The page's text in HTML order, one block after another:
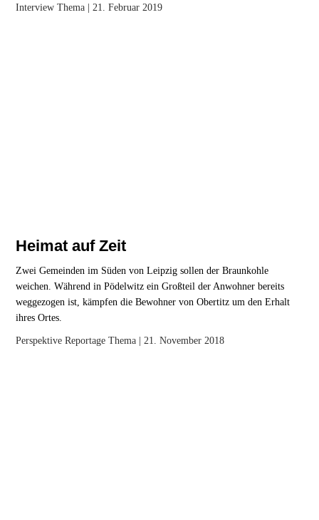
Interview Thema | 21. Februar 2019
Heimat auf Zeit
Zwei Gemeinden im Süden von Leipzig sollen der Braunkohle
weichen. Während in Pödelwitz ein Großteil der Anwohner bereits
weggezogen ist, kämpfen die Bewohner von Obertitz um den Erhalt
ihres Ortes.
Perspektive Reportage Thema | 21. November 2018